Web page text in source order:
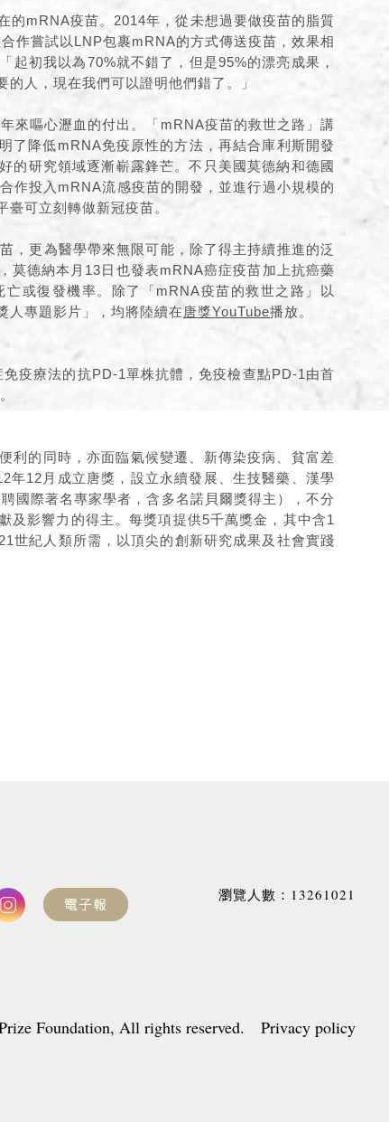
的mRNA疫苗。2014年，從未想過要做疫苗的脂質
作嘗試以LNP包裹mRNA的方式傳送疫苗，效果相
初我以為70%就不錯了，但是95%的漂亮成果，
人，現在我們可以證明他們錯了。」
來嘔心瀝血的付出。「mRNA疫苗的救世之路」講
了降低mRNA免疫原性的方法，再結合庫利斯開發
的研究領域逐漸嶄露鋒芒。不只美國莫德納和德國
作投入mRNA流感疫苗的開發，並進行過小規模的
可立刻轉做新冠疫苗。
，更為醫學帶來無限可能，除了得主持續推進的泛
莫德納本月13日也發表mRNA癌症疫苗加上抗癌藥
或復發機率。除了「mRNA疫苗的救世之路」以
人專題影片」，均將陸續在 唐獎YouTube播放。
疫療法的抗PD-1單株抗體，免疫檢查點PD-1由首
利的同時，亦面臨氣候變遷、新傳染疫病、貧富差
年12月成立唐獎，設立永續發展、生技醫藥、漢學
國際著名專家學者，含多名諾貝爾獎得主），不分
及影響力的得主。每獎項提供5千萬獎金，其中含1
世紀人類所需，以頂尖的創新研究成果及社會實踐
Foundation, All rights reserved. Privacy policy
瀏覽人數： 13261021